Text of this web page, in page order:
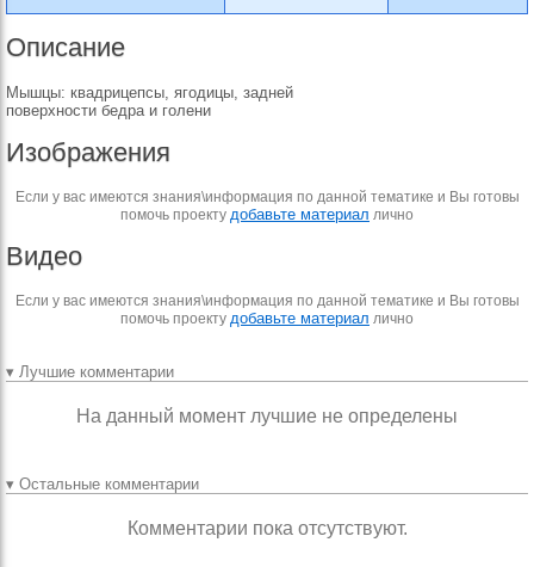
Описание
Мышцы: квадрицепсы, ягодицы, задней
поверхности бедра и голени
Изображения
Если у вас имеются знания\информация по данной тематике и Вы готовы
помочь проекту добавьте материал лично
Видео
Если у вас имеются знания\информация по данной тематике и Вы готовы
помочь проекту добавьте материал лично
▾ Лучшие комментарии
На данный момент лучшие не определены
▾ Остальные комментарии
Комментарии пока отсутствуют.